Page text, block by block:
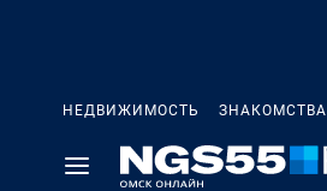
НЕДВИЖИМОСТЬ ЗНАКОМСТВА